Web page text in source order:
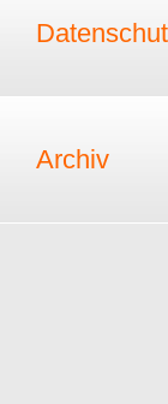
Archiv